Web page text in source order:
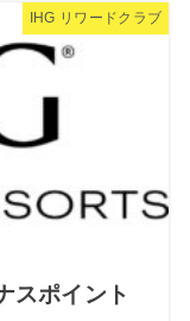
IHG リワードクラブ
スポイント